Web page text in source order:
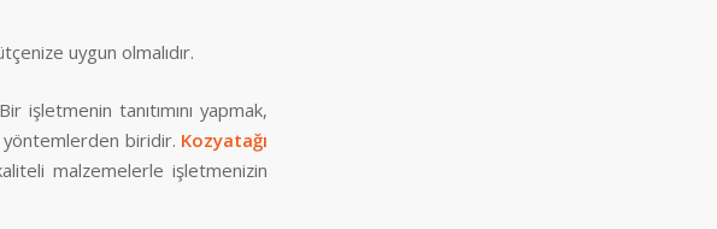
uygun olmalıdır.
işletmenin tanıtımını yapmak,
yöntemlerden biridir. Kozyatağı
malzemelerle işletmenizin